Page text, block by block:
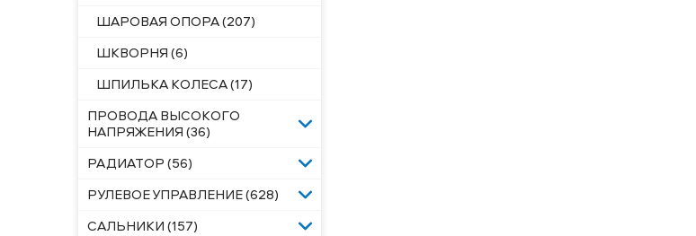
ШАРОВАЯ ОПОРА (207)
ШКВОРНЯ (6)
ШПИЛЬКА КОЛЕСА (17)
ПРОВОДА ВЫСОКОГО
НАПРЯЖЕНИЯ (36)
РАДИАТОР (56)
РУЛЕВОЕ УПРАВЛЕНИЕ (628)
САЛЬНИКИ (157)